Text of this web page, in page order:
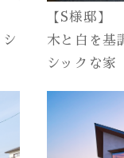
【S様邸】
木と白を基
シックな家